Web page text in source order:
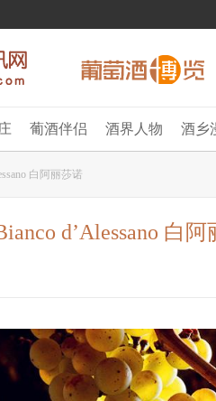
葡酒伴侣 酒界人物 酒乡
白阿丽莎诺
d’Alessano 白